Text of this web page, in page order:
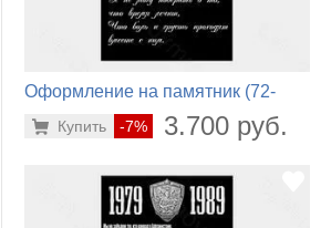
Оформление на памятник (72-
-7% 3.700 руб.
Купить